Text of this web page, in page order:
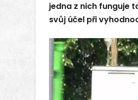
jedna z nich funguje
svůj účel při